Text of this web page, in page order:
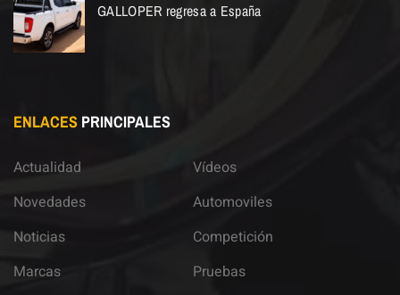
GALLOPER regresa a España
ENLACES PRINCIPALES
Actualidad
Novedades
Noticias
Marcas
Vídeos
Automoviles
Competición
Pruebas